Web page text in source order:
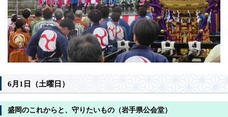
6月1日（土曜日）
盛岡のこれからと、守りたいもの（岩手県公会堂）